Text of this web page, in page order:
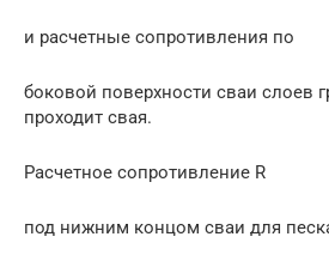
и расчетные сопротивления по
боковой поверхности сваи слоев
проходит свая.
Расчетное сопротивление R
под нижним концом сваи для